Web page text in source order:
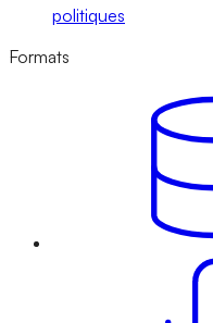
politiques
Formats